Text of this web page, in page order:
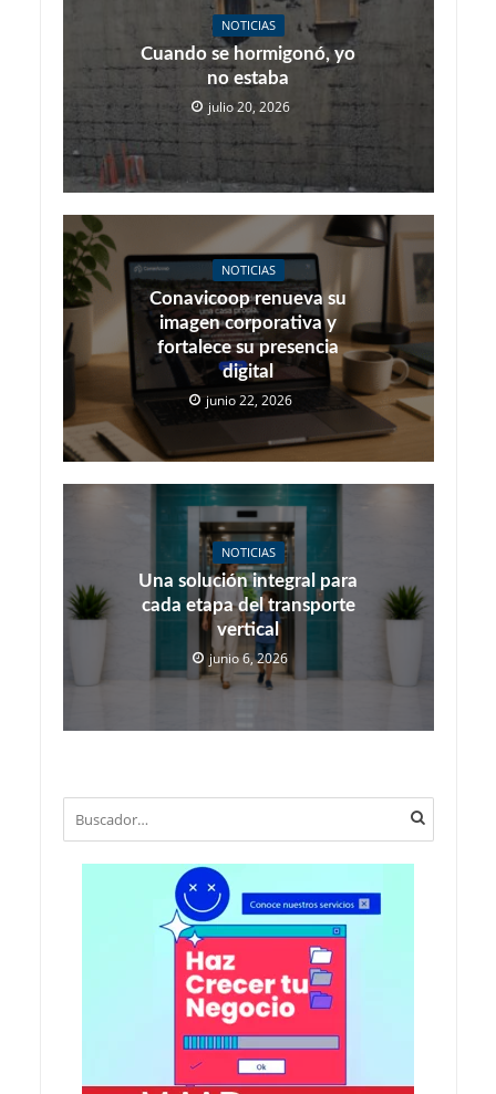
NOTICIAS
Cuando se hormigonó, yo
no estaba
julio 20, 2026
NOTICIAS
Conavicoop renueva su
imagen corporativa y
fortalece su presencia
digital
junio 22, 2026
NOTICIAS
Una solución integral para
cada etapa del transporte
vertical
junio 6, 2026